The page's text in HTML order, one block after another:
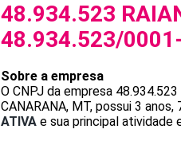
48.934.523
48.934.523/
Sobre a empresa
O CNPJ da empresa 48.934.523
CANARANA, MT, possui 3
ATIVA e sua principal atividade